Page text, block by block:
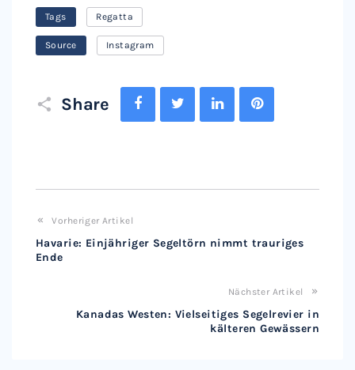
Tags Regatta
Source Instagram
Share
FacebookTwitter LinkedIn
Vorheriger Artikel
Havarie: Einjähriger Segeltörn nimmt trauriges
Ende
Nächster Artikel
Kanadas Westen: Vielseitiges Segelrevier in
kälteren Gewässern